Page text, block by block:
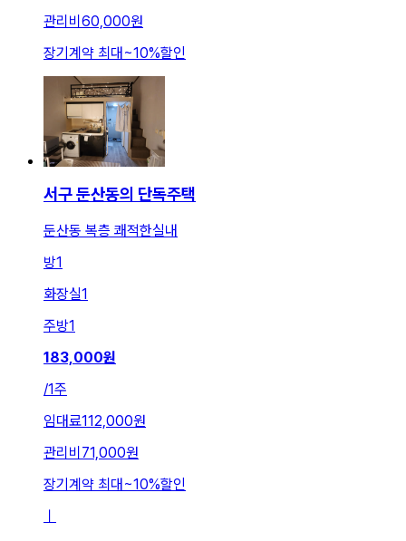
관리비 60,000원
장기계약 최대 ~10%할인
서구 둔산동의 단독주택
둔산동 복층 쾌적한실내
방1
화장실1
주방1
183,000원
/1주
임대료112,000원
관리비 71,000원
장기계약 최대~10%할인
ㅣ